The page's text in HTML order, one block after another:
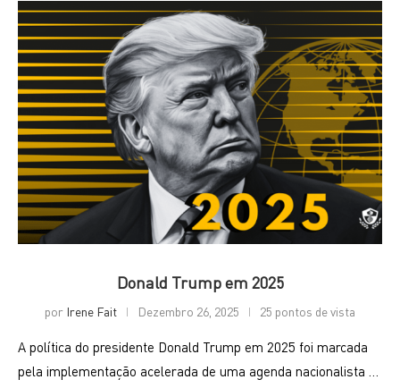
Donald Trump em 2025
por Irene Fait Dezembro 26, 2025 25 pontos de vista
A política do presidente Donald Trump em 2025 foi marcada
pela implementação acelerada de uma agenda nacionalista …